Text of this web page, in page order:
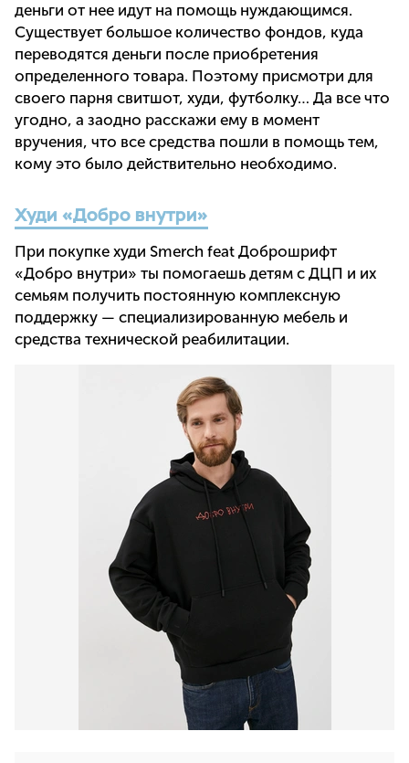
деньги от нее идут на помощь нуждающимся.
Существует большое количество фондов, куда
переводятся деньги после приобретения
определенного товара. Поэтому присмотри для
своего парня свитшот, худи, футболку… Да все что
угодно, а заодно расскажи ему в момент
вручения, что все средства пошли в помощь тем,
кому это было действительно необходимо.
Худи «Добро внутри»
При покупке худи Smerch feat Доброшрифт
«Добро внутри» ты помогаешь детям с ДЦП и их
семьям получить постоянную комплексную
поддержку — специализированную мебель и
средства технической реабилитации.